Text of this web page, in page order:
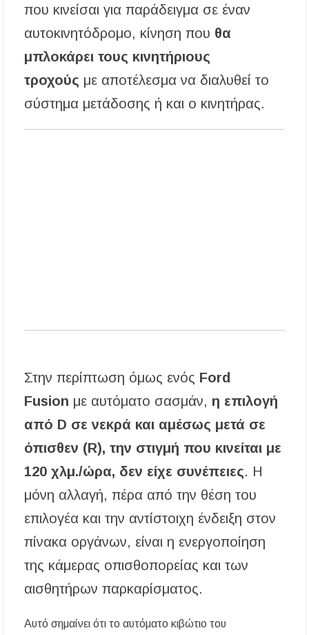
Σφραγίστηκαν πέντε επιχειρήσεις στην
Χαλκιδική: Νεκρός 68χρονος λουόμενος στην
παραλία της Νέας Ποτίδαιας
Χαλκιδική: Πρωταθλήτρια στις καταγγελίες
για παραλίες – Σφραγίσεις και πρόστιμα μετά
που κινείσαι για παράδειγμα σε έναν
αυτοκινητόδρομο, κίνηση που θα
μπλοκάρει τους κινητήριους
τροχούς με αποτέλεσμα να διαλυθεί το
σύστημα μετάδοσης ή και ο κινητήρας.
Στην περίπτωση όμως ενός Ford
Fusion με αυτόματο σασμάν,η επιλογή
από D σε νεκρά και αμέσως μετά σε
όπισθεν (R), την στιγμή που κινείται με
120 χλμ./ώρα, δεν είχε συνέπειες. Η
μόνη αλλαγή, πέρα από την θέση του
επιλογέα και την αντίστοιχη ένδειξη στον
πίνακα οργάνων, είναι η ενεργοποίηση
της κάμερας οπισθοπορείας και των
αισθητήρων παρκαρίσματος.
Αυτό σημαίνει ότι το αυτόματο κιβώτιο του